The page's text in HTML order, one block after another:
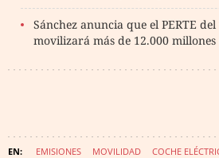
Sánchez anuncia que el PERTE
movilizará más de 12.000
EMISIONES MOVILIDAD COCHE